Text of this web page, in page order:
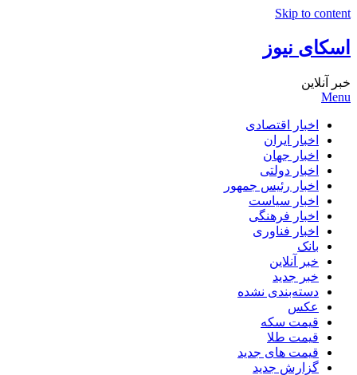
Skip to content
اسکای نیوز
خبر آنلاین
Menu
اخبار اقتصادی
اخبار ایران
اخبار جهان
اخبار دولتی
اخبار رئیس جمهور
اخبار سیاست
اخبار فرهنگی
اخبار فناوری
بانک
خبر آنلاین
خبر جدید
دسته‌بندی نشده
عکس
قیمت سکه
قیمت طلا
قیمت های جدید
گزارش جدید